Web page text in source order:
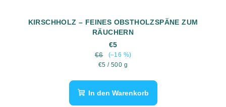
KIRSCHHOLZ – FEINES OBSTHOLZSPÄNE ZUM
RÄUCHERN
€5
€6
(–16 %)
Verkaufspreis:
€5 / 500 g
In den Warenkorb